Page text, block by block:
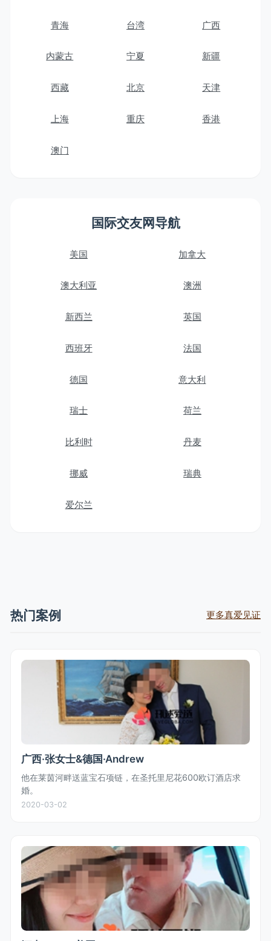
青海 台湾 广西
内蒙古 宁夏 新疆
西藏 北京 天津
上海 重庆 香港
澳门
国际交友网导航
美国 加拿大
澳大利亚 澳洲
新西兰 英国
西班牙 法国
德国 意大利
瑞士 荷兰
比利时 丹麦
挪威 瑞典
爱尔兰
热门案例 更多真爱见证
广西·张女士&德国·Andrew
他在莱茵河畔送蓝宝石项链，在圣托里尼花600欧订酒店求
婚。
2020-03-02